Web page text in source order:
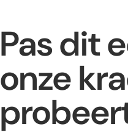
Pas dit
onze